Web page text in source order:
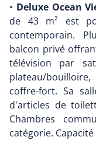
• Deluxe Ocean
de 43 m² est
contemporain.
balcon privé
télévision par
plateau/
coffre-fort. Sa
d'articles de
Chambres
catégorie.